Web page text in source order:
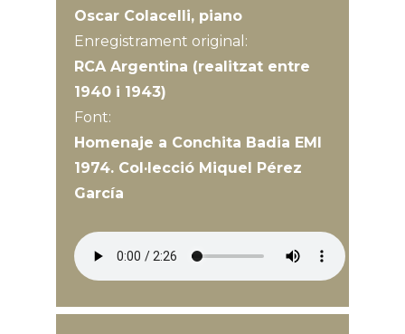
Oscar Colacelli, piano
Enregistrament original:
RCA Argentina (realitzat entre
1940 i 1943)
Font:
Homenaje a Conchita Badia EMI
1974. Col·lecció Miquel Pérez
García